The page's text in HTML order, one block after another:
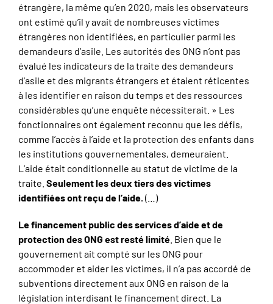
étrangère, la même qu’en 2020, mais les observateurs
ont estimé qu’il y avait de nombreuses victimes
étrangères non identifiées, en particulier parmi les
demandeurs d’asile. Les autorités des ONG n’ont pas
évalué les indicateurs de la traite des demandeurs
d’asile et des migrants étrangers et étaient réticentes
à les identifier en raison du temps et des ressources
considérables qu’une enquête nécessiterait. » Les
fonctionnaires ont également reconnu que les défis,
comme l’accès à l’aide et la protection des enfants dans
les institutions gouvernementales, demeuraient.
L’aide était conditionnelle au statut de victime de la
traite. Seulement les deux tiers des victimes
identifiées ont reçu de l’aide.(…)
Le financement public des services d’aide et de
protection des ONG est resté limité. Bien que le
gouvernement ait compté sur les ONG pour
accommoder et aider les victimes, il n’a pas accordé de
subventions directement aux ONG en raison de la
législation interdisant le financement direct. La